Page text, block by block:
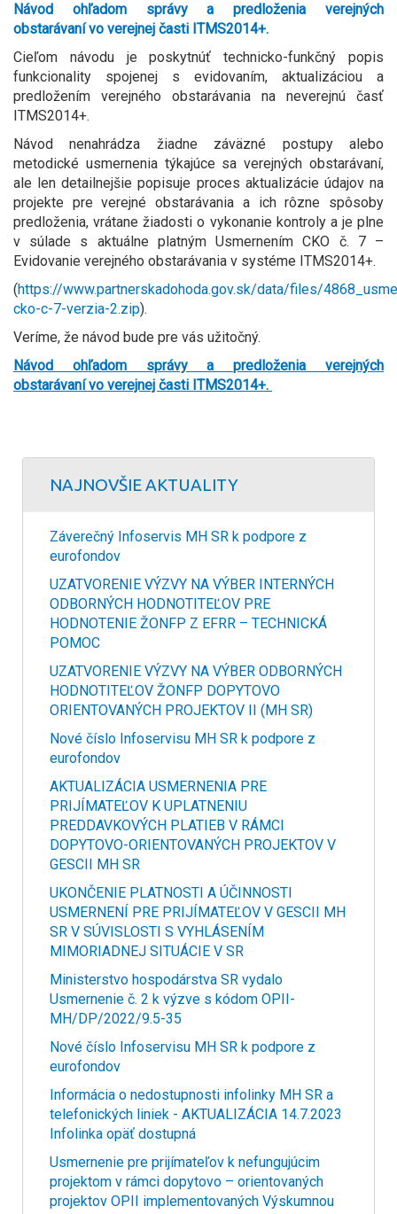
Návod ohľadom správy a predloženia verejných
obstarávanívo verejnej časti ITMS2014+.
Cieľom návodu je poskytnúť technicko-funkčný popis
funkcionality spojenej s evidovaním, aktualizáciou a
predložením verejného obstarávania na neverejnú časť
ITMS2014+.
Návod nenahrádza žiadne záväzné postupy alebo
metodické usmernenia týkajúce sa verejných obstarávaní,
ale len detailnejšie popisuje proces aktualizácie údajov na
projekte pre verejné obstarávania a ich rôzne spôsoby
predloženia, vrátane žiadosti o vykonanie kontroly a je plne
v súlade s aktuálne platným Usmernením CKO č. 7 –
Evidovanie verejného obstarávania v systéme ITMS2014+.
(https://www.partnerskadohoda.gov.sk/data/files/
cko-c-7-verzia-2.zip).
Veríme, že návod bude pre vás užitočný.
Návod ohľadom správy a predloženia verejných
obstarávanívo verejnej časti ITMS2014+.
NAJNOVŠIE AKTUALITY
Záverečný Infoservis MH SR k podpore z
eurofondov
UZATVORENIE VÝZVY NA VÝBER INTERNÝCH
ODBORNÝCH HODNOTITEĽOV PRE
HODNOTENIE ŽONFP Z EFRR – TECHNICKÁ
POMOC
UZATVORENIE VÝZVY NA VÝBER ODBORNÝCH
HODNOTITEĽOV ŽONFP DOPYTOVO
ORIENTOVANÝCH PROJEKTOV II (MH SR)
Nové číslo Infoservisu MH SR k podpore z
eurofondov
AKTUALIZÁCIA USMERNENIA PRE
PRIJÍMATEĽOV K UPLATNENIU
PREDDAVKOVÝCH PLATIEB V RÁMCI
DOPYTOVO-ORIENTOVANÝCH PROJEKTOV V
GESCII MH SR
UKONČENIE PLATNOSTI A ÚČINNOSTI
USMERNENÍ PRE PRIJÍMATEĽOV V GESCII MH
SR V SÚVISLOSTI S VYHLÁSENÍM
MIMORIADNEJ SITUÁCIE V SR
Ministerstvo hospodárstva SR vydalo
Usmernenie č. 2 k výzve s kódom OPII-
MH/DP/2022/9.5-35
Nové číslo Infoservisu MH SR k podpore z
eurofondov
Informácia o nedostupnosti infolinky MH SR a
telefonických liniek - AKTUALIZÁCIA 14.7.2023
Infolinka opäť dostupná
Usmernenie pre prijímateľov k nefungujúcim
projektom v rámci dopytovo – orientovaných
projektov OPII implementovaných Výskumnou